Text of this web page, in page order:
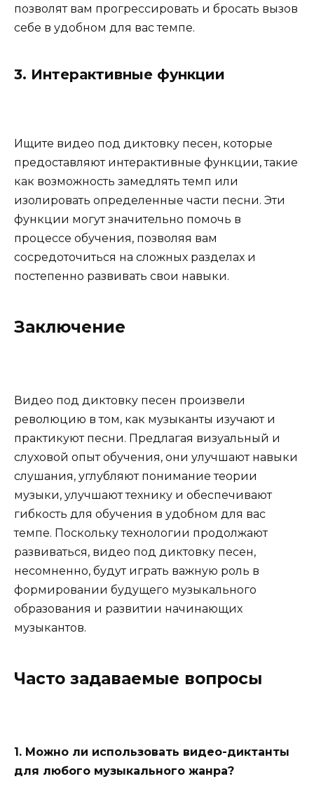
позволят вам прогрессировать и бросать вызов
себе в удобном для вас темпе.
3. Интерактивные функции
Ищите видео под диктовку песен, которые
предоставляют интерактивные функции, такие
как возможность замедлять темп или
изолировать определенные части песни. Эти
функции могут значительно помочь в
процессе обучения, позволяя вам
сосредоточиться на сложных разделах и
постепенно развивать свои навыки.
Заключение
Видео под диктовку песен произвели
революцию в том, как музыканты изучают и
практикуют песни. Предлагая визуальный и
слуховой опыт обучения, они улучшают навыки
слушания, углубляют понимание теории
музыки, улучшают технику и обеспечивают
гибкость для обучения в удобном для вас
темпе. Поскольку технологии продолжают
развиваться, видео под диктовку песен,
несомненно, будут играть важную роль в
формировании будущего музыкального
образования и развитии начинающих
музыкантов.
Часто задаваемые вопросы
1. Можно ли использовать видео-диктанты
для любого музыкального жанра?